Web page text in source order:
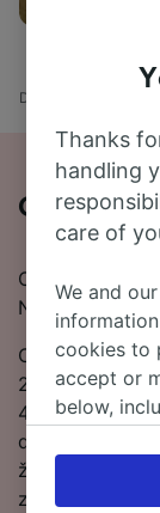
Domů
O cestě
Chcete zjistit
Nehledejte
Cesta na 205
23 h 42 m, ale
49 m. Na této
denně denně.
žádné přímé
změny.
Thanks
handling
care of
We and
cookies to
accept or
below,
the privacy
signaled